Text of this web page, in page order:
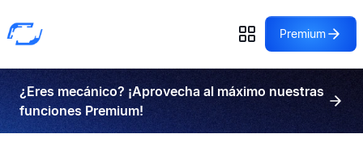
Premium
¿Eres mecánico? ¡Aprovecha al máximo nuestras
funciones Premium!